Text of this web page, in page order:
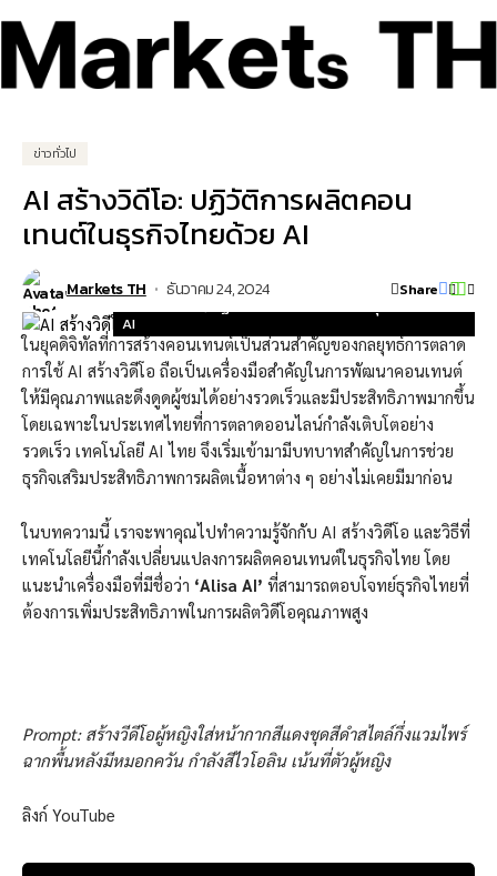
ข่าวทั่วไป
AI สร้างวิดีโอ: ปฏิวัติการผลิตคอน
เทนต์ในธุรกิจไทยด้วย AI
Markets TH ธันวาคม 24, 2024
Share
AI
ในยุคดิจิทัลที่การสร้างคอนเทนต์เป็นส่วนสำคัญของกลยุทธ์การตลาด
การใช้ AI สร้างวิดีโอ ถือเป็นเครื่องมือสำคัญในการพัฒนาคอนเทนต์
ให้มีคุณภาพและดึงดูดผู้ชมได้อย่างรวดเร็วและมีประสิทธิภาพมากขึ้น
โดยเฉพาะในประเทศไทยที่การตลาดออนไลน์กำลังเติบโตอย่าง
รวดเร็ว เทคโนโลยี AI ไทย จึงเริ่มเข้ามามีบทบาทสำคัญในการช่วย
ธุรกิจเสริมประสิทธิภาพการผลิตเนื้อหาต่าง ๆ อย่างไม่เคยมีมาก่อน
ในบทความนี้ เราจะพาคุณไปทำความรู้จักกับ AI สร้างวิดีโอ และวิธีที่
เทคโนโลยีนี้กำลังเปลี่ยนแปลงการผลิตคอนเทนต์ในธุรกิจไทย โดย
แนะนำเครื่องมือที่มีชื่อว่า ‘Alisa AI’ ที่สามารถตอบโจทย์ธุรกิจไทยที่
ต้องการเพิ่มประสิทธิภาพในการผลิตวิดีโอคุณภาพสูง
Prompt: สร้างวีดีโอผู้หญิงใส่หน้ากากสีแดงชุดสีดำสไตล์กึ่งแวมไพร์
ฉากพื้นหลังมีหมอกควัน กำลังสีไวโอลิน เน้นที่ตัวผู้หญิง
ลิงก์ YouTube